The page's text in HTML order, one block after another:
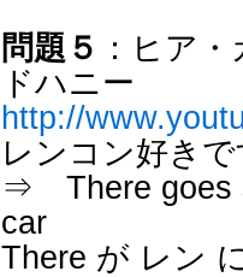
問題５ ：ヒア
ドハニー
http://
レンコン好き
⇒ There goes
car
There が レン